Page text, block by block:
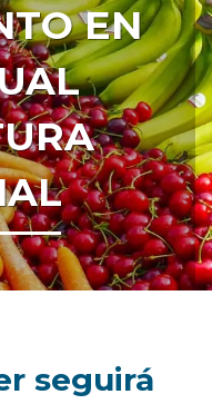
EN
seguirá